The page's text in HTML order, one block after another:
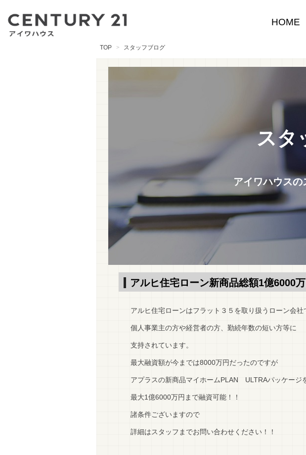
HOME
TOP スタッフブログ
スタ
アイワハウスの
アルヒ住宅ローン新商品総額1億6000
アルヒ住宅ローンはフラット３５を取り扱うローン会社
個人事業主の方や経営者の方、勤続年数の短い方等に
支持されています。
最大融資額が今までは8000万円だったのですが
アプラスの新商品マイホームPLAN ULTRAパッケージ
最大1億6000万円まで融資可能！！
諸条件ございますので
詳細はスタッフまでお問い合わせください！！